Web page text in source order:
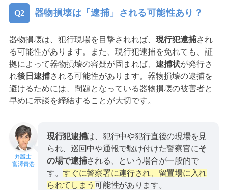
器物損壊は「逮捕」される可能性あり？
器物損壊は、犯行現場を目撃されれば、 現行犯逮捕され
る可能性があります。また、現行犯逮捕を免れても、証
拠によって器物損壊の容疑が固まれば、 逮捕状が発行さ
れ後日逮捕される可能性があります。器物損壊の逮捕を
避けるためには、問題となっている器物損壊の被害者と
早めに示談を締結することが大切です。
富澤貴浩
現行犯逮捕は、犯行中や犯行直後の現場を見
られ、巡回中や通報で駆け付けた警察官にそ
の場で逮捕される、という場合が一般的で
す。すぐに警察署に連行され、留置場に入れ
られてしまう可能性があります。